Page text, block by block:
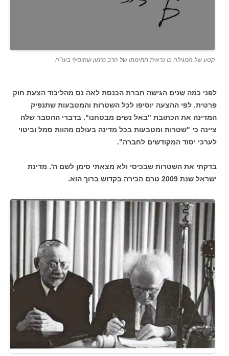
קטע של המגילה בו נראית חתימתו של הרב מימון שהוסיף בעז"ה
לפני כמה שנים הגישה חברת הכנסת לאה נס מהליכוד הצעת חוק
פרטית. לפי ההצעה יוסיפו לכל השטרות והמטבעות שתנפיק
המדינה את הכתובת "באל נשים מבטחנו". בדברי ההסבר שלה
ציינה כי "שטרות ומטבעות בכל מדינה בעולם מהוות סמל וביטוי
לערכי יסוד המקודשים לחברה".
בדקתי את השטרות שבכיסי ולא מצאתי סימן לשם ה'. מדינת
ישראל שנת 2009 טרם הכירה בקדוש ברוך הוא.